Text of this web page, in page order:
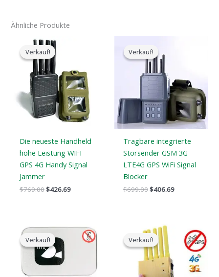
Ähnliche Produkte
Verkauf!
Verkauf!
Die neueste Handheld
hohe Leistung WIFI
GPS 4G Handy Signal
Jammer
$769.00
Der
ursprüngliche
Preis
war:
$769.00.
$426.69
$426.69.
Verkauf!
Verkauf!
Tragbare integrierte
Störsender GSM 3G
LTE4G GPS WiFi Signal
Blocker
$699.00
ursprüngliche
Preis
war:
$699.00.
$406.69
Verkauf!
Verkauf!
Der
ursprüngliche
Preis
war:
$139.00.
Der
aktuelle
Verkauf!
Verkauf!
Der
ursprüngliche
Preis
war:
$399.00.
aktuelle
Preis
$209.88.